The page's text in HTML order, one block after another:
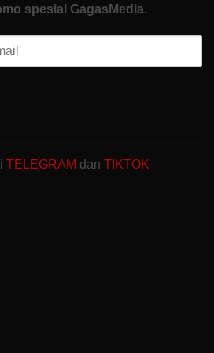
spesial GagasMedia.
TELEGRAM dan TIKTOK